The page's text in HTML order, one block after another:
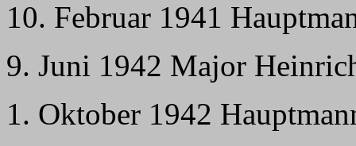
10. Februar 1941
9. Juni 1942 Major
1. Oktober 1942